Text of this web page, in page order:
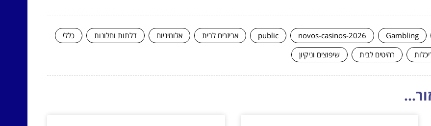
Gambling
novos-casinos-2026
public אביזרים לבית אלומיניום דלתות וחלונות
כללי
רהיטים לבית שיפוצים וניקיון